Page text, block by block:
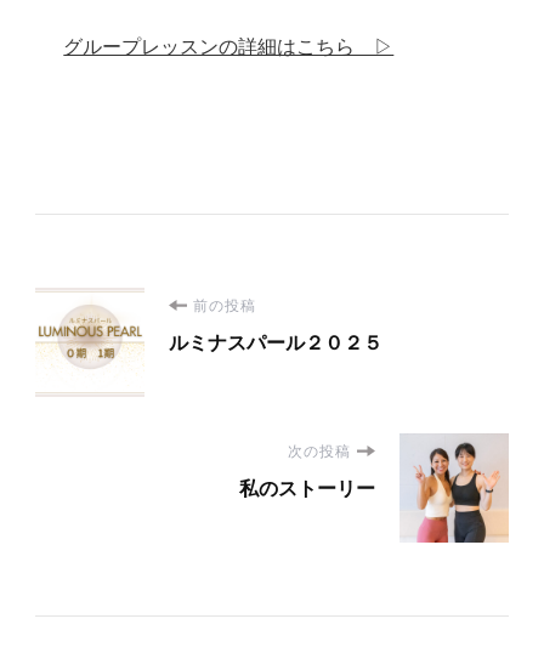
グループレッスンの詳細はこちら ▷
投
稿
ー
前の投稿
ルミナスパール２０２５
次の投稿
私のストーリー